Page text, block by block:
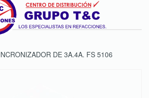
DE 3A.4A. FS 5106